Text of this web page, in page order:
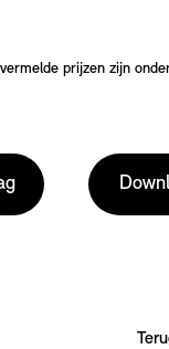
prijzen zijn